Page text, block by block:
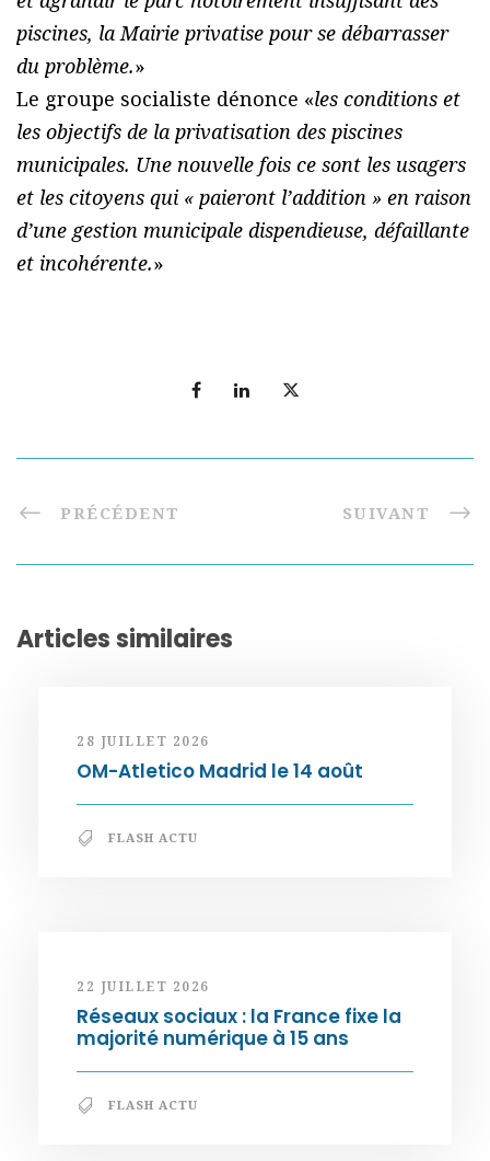
piscines, la Mairie privatise pour se débarrasser
du problème.»
Le groupe socialiste dénonce «les conditions et
les objectifs de la privatisation des piscines
municipales. Une nouvelle fois ce sont les usagers
et les citoyens qui « paieront l’addition » en raison
d’une gestion municipale dispendieuse, défaillante
et incohérente.»
PRÉCÉDENT SUIVANT
Articles similaires
28 JUILLET 2026
OM-Atletico Madrid le 14 août
FLASH ACTU
22 JUILLET 2026
Réseaux sociaux : la France fixe la
majorité numérique à 15 ans
FLASH ACTU